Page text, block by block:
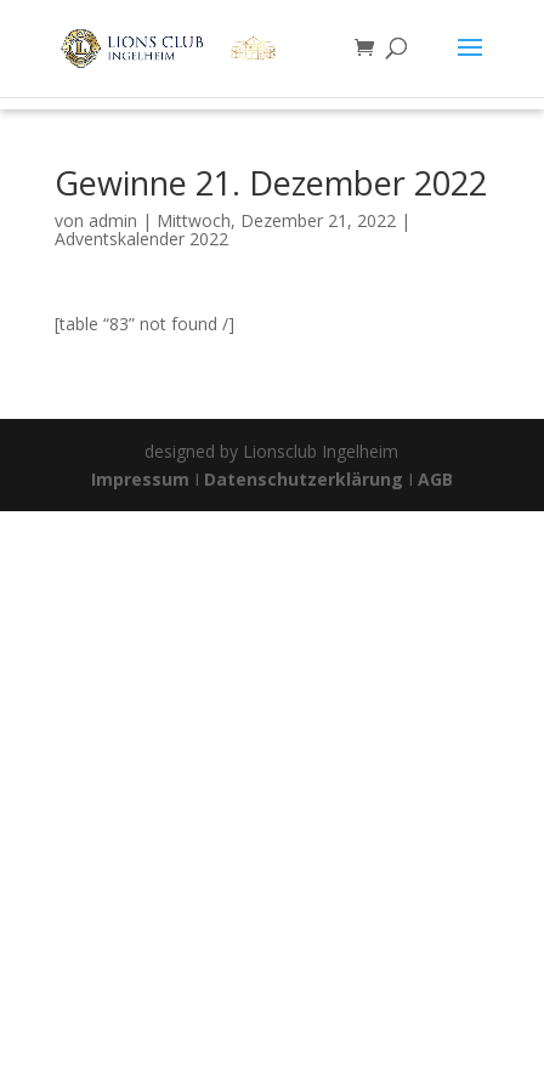
Gewinne 21. Dezember 2022
von admin | Mittwoch, Dezember 21, 2022|
Adventskalender 2022
[table “83” not found /]
designed by Lionsclub Ingelheim
Impressum I Datenschutzerklärung I AGB